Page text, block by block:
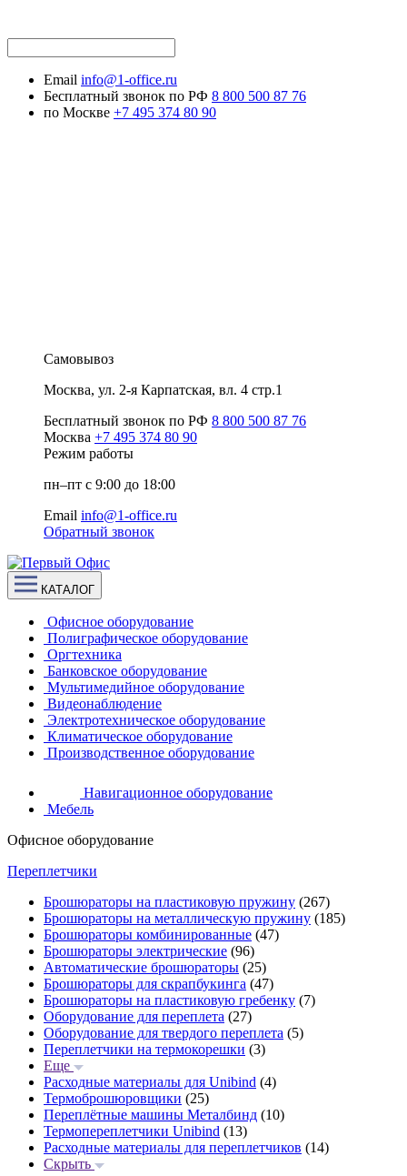
Email info@1-office.ru
Бесплатный звонок по РФ 8 800 500 87 76
по Москве +7 495 374 80 90
Самовывоз
Москва, ул. 2-я Карпатская, вл. 4 стр.1
Бесплатный звонок по РФ 8 800 500 87 76
Москва +7 495 374 80 90
Режим работы
пн–пт с 9:00 до 18:00
Email info@1-office.ru
Обратный звонок
КАТАЛОГ
Офисное оборудование
Полиграфическое оборудование
Оргтехника
Банковское оборудование
Мультимедийное оборудование
Видеонаблюдение
Электротехническое оборудование
Климатическое оборудование
Производственное оборудование
Навигационное оборудование
Мебель
Офисное оборудование
Переплетчики
Брошюраторы на пластиковую пружину (267)
Брошюраторы на металлическую пружину (185)
Брошюраторы комбинированные (47)
Брошюраторы электрические (96)
Автоматические брошюраторы (25)
Брошюраторы для скрапбукинга (47)
Брошюраторы на пластиковую гребенку (7)
Оборудование для переплета (27)
Оборудование для твердого переплета (5)
Переплетчики на термокорешки (3)
Еще
Расходные материалы для Unibind (4)
Термоброшюровщики (25)
Переплётные машины Металбинд (10)
Термопереплетчики Unibind (13)
Расходные материалы для переплетчиков (14)
Скрыть